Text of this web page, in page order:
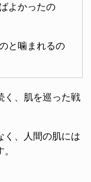
よかったの
と噛まれるの
く、肌を巡った戦
く、人間の肌には